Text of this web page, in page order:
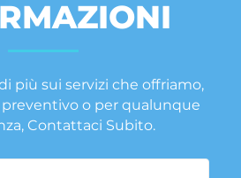
più sui servizi che offriamo,
o per qualunque
Contattaci Subito.